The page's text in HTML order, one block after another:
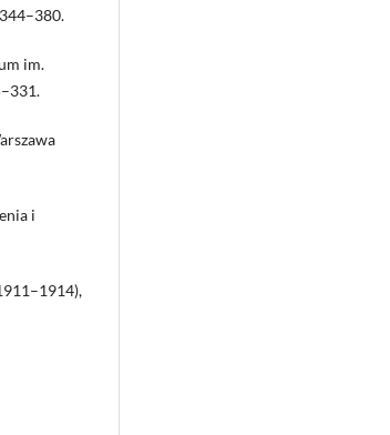
im.
i